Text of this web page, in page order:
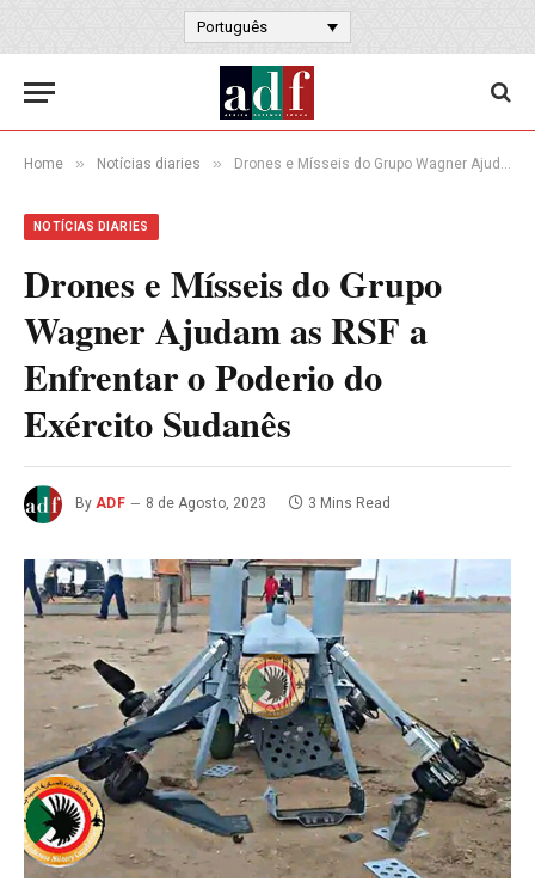
Português
Home » Notícias diaries » Drones e Mísseis do Grupo Wagner Ajudam as RSF a Enfrentar o Poderio do Exército Sudanês
NOTÍCIAS DIARIES
Drones e Mísseis do Grupo
Wagner Ajudam as RSF a
Enfrentar o Poderio do
Exército Sudanês
By ADF 8 de Agosto, 2023 3 Mins Read